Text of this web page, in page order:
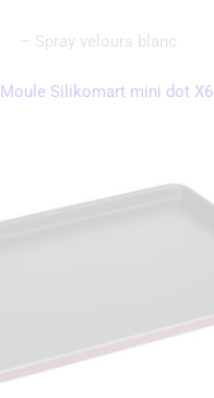
– Spray velours blanc
Moule Silikomart mini dot X6